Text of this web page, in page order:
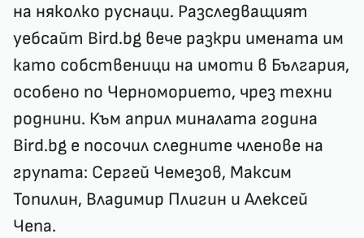
на няколко руснаци. Разследващият
уебсайт Bird.bg вече разкри имената им
като собственици на имоти в България,
особено по Черноморието, чрез техни
роднини. Към април миналата година
Bird.bg е посочил следните членове на
групата: Сергей Чемезов, Максим
Топилин, Владимир Плигин и Алексей
Чепа.